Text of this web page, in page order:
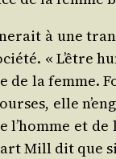
à une
« L’être
la femme.
elle
et de
Mill dit que